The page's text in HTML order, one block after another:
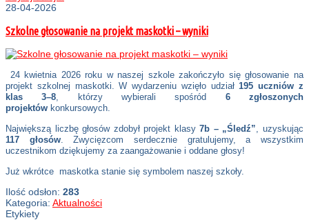
28-04-2026
Szkolne głosowanie na projekt maskotki – wyniki
24 kwietnia 2026 roku w naszej szkole zakończyło się głosowanie na
projekt szkolnej maskotki. W wydarzeniu wzięło udział195 uczniów z
klas 3–8, którzy wybierali spośród 6 zgłoszonych
projektów konkursowych.
Największą liczbę głosów zdobył projekt klasy7b – „Śledź”, uzyskując
117 głosów. Zwycięzcom serdecznie gratulujemy, a wszystkim
uczestnikom dziękujemy za zaangażowanie i oddane głosy!
Już wkrótce maskotka stanie się symbolem naszej szkoły.
Ilość odsłon: 283
Kategoria: Aktualności
Etykiety